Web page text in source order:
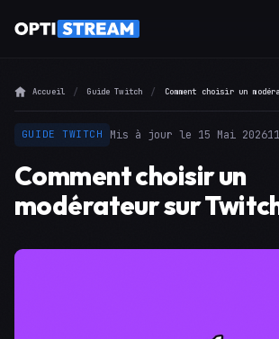
Accueil Guide Twitch Comment choisir un
GUIDE TWITCH Mis à jour le 15 Mai 2026
Comment choisir un
modérateur sur